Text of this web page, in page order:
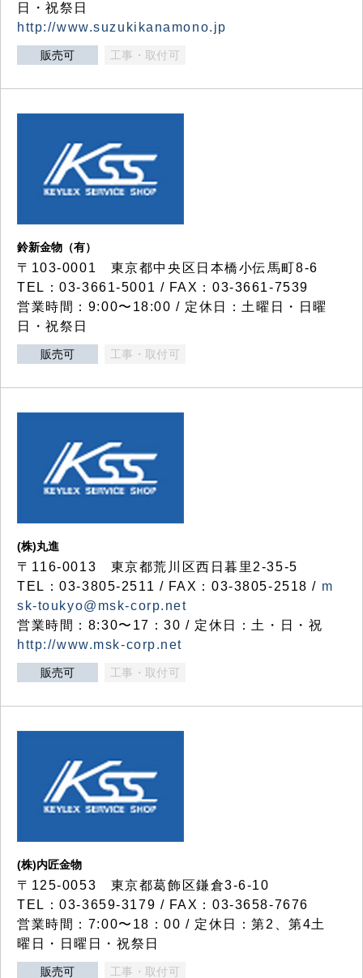
日・祝祭日
http://www.suzukikanamono.jp
販売可 工事・取付可
鈴新金物（有）
〒103-0001 東京都中央区日本橋小伝馬町8-6
TEL：03-3661-5001 / FAX：03-3661-7539
営業時間：9:00〜18:00 / 定休日：土曜日・日曜
日・祝祭日
販売可 工事・取付可
(株)丸進
〒116-0013 東京都荒川区西日暮里2-35-5
TEL：03-3805-2511 / FAX：03-3805-2518 / m
sk-toukyo@msk-corp.net
営業時間：8:30〜17：30 / 定休日：土・日・祝
http://www.msk-corp.net
販売可 工事・取付可
(株)内匠金物
〒125-0053 東京都葛飾区鎌倉3-6-10
TEL：03-3659-3179 / FAX：03-3658-7676
営業時間：7:00〜18：00 / 定休日：第2、第4土
曜日・日曜日・祝祭日
販売可 工事・取付可